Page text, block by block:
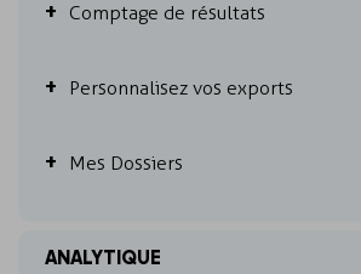
Comptage de résultats
Personnalisez vos exports
Mes Dossiers
ANALYTIQUE